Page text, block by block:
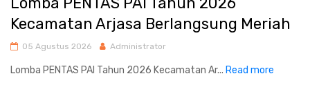
Kecamatan Arjasa Berlangsung Meriah
05 Agustus 2026 Administrator
Lomba PENTAS PAI Tahun 2026 Kecamatan Ar... Read more